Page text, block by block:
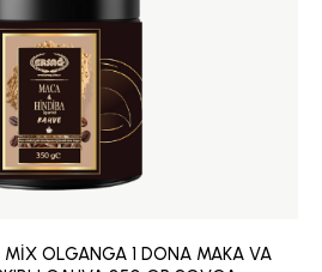
OLGANGA 1 DONA MAKA VA